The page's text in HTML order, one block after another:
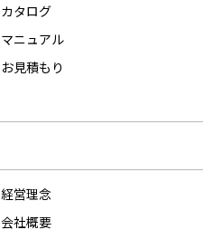
カタログ
マニュアル
お見積もり
経営理念
会社概要